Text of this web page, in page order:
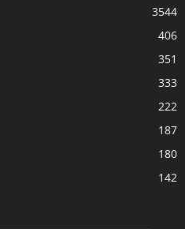
3544
406
351
333
222
187
180
142